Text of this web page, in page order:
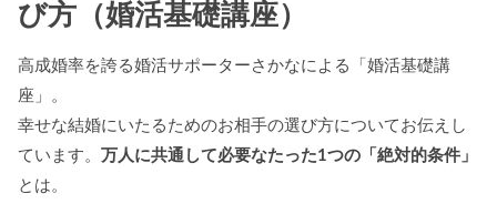
び方（婚活基礎講座）
高成婚率を誇る婚活サポーターさかなによる「婚活基礎講
座」。
幸せな結婚にいたるためのお相手の選び方についてお伝えし
ています。 万人に共通して必要なたった1つの「絶対的条件」
とは。